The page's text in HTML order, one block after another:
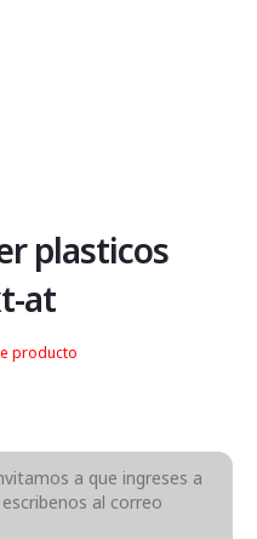
plasticos
at
producto
a que ingreses a
al correo